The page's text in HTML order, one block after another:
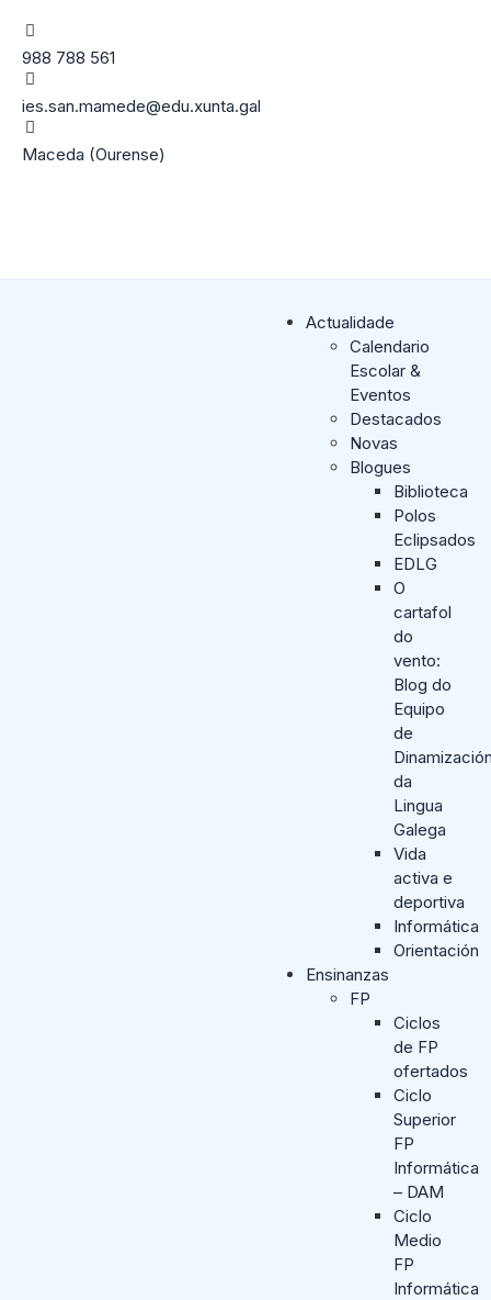
988 788 561
ies.san.mamede@edu.xunta.gal
Maceda (Ourense)
Actualidade
Calendario
Escolar &
Eventos
Destacados
Novas
Blogues
Biblioteca
Polos
Eclipsados
EDLG
O
cartafol
do
vento:
Blog do
Equipo
de
da
Lingua
Galega
Vida
activa e
deportiva
Informática
Orientación
Ensinanzas
FP
Ciclos
de FP
ofertados
Ciclo
Superior
FP
Informática
– DAM
Ciclo
Medio
FP
Informática